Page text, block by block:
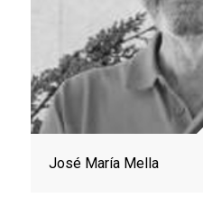
José María Mella